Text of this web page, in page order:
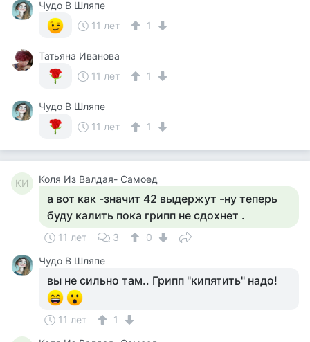
Чудо В Шляпе
11 лет
1
Татьяна Иванова
11 лет
1
Чудо В Шляпе
11 лет
1
КИ Коля Из Валдая- Самоед
а вот как -значит 42 выдержут -ну теперь
буду калить пока грипп не сдохнет .
11 лет 3
0
Чудо В Шляпе
вы не сильно там.. Грипп "кипятить" надо!
11 лет 1